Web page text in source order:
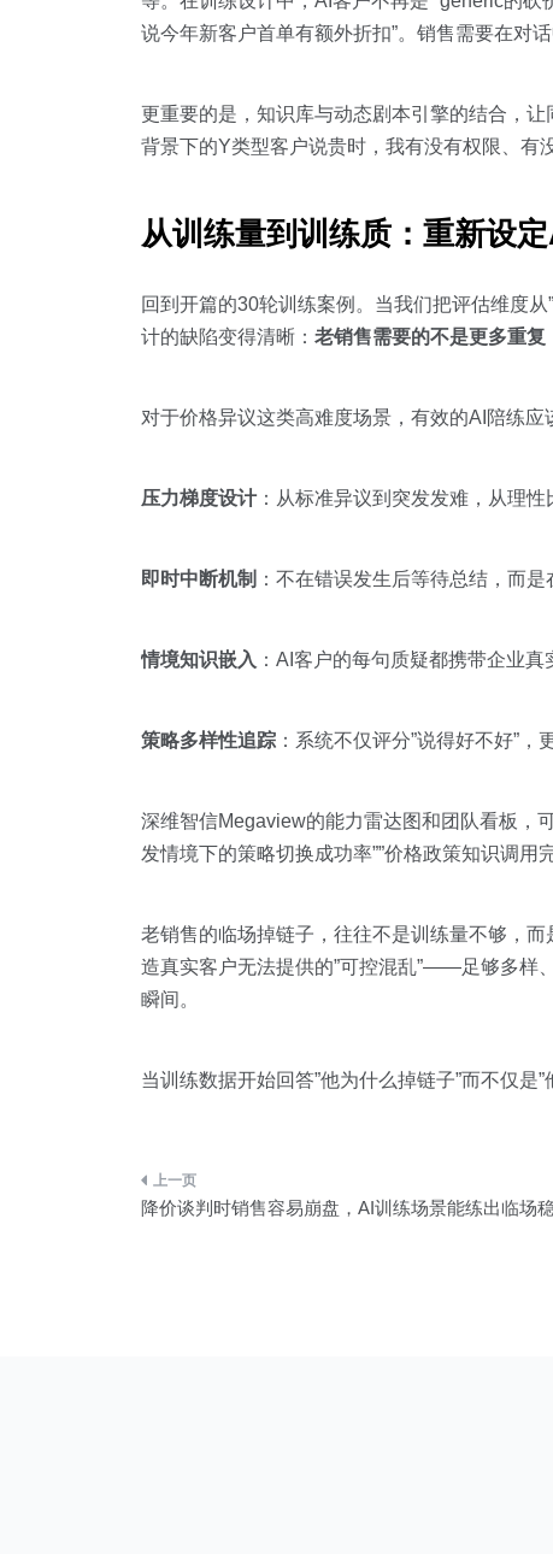
说今年新客户首单有额外折扣”。销售需要在对
更重要的是，知识库与动态剧本引擎的结合，
背景下的Y类型客户说贵时，我有没有权限、有
从训练量到训练质：重新设
回到开篇的30轮训练案例。当我们把评估维度从
计的缺陷变得清晰： 老销售需要的不是更多重
对于价格异议这类高难度场景，有效的AI陪练
压力梯度设计：从标准异议到突发发难，从理性
即时中断机制 ：不在错误发生后等待总结，而
情境知识嵌入 ：AI客户的每句质疑都携带企业
策略多样性追踪 ：系统不仅评分”说得好不好”，
深维智信Megaview的能力雷达图和团队看板，
发情境下的策略切换成功率””价格政策知识调用
老销售的临场掉链子，往往不是训练量不够，
造真实客户无法提供的”可控混乱”——足够多样
瞬间。
当训练数据开始回答”他为什么掉链子”而不仅是
文
降价谈判时销售容易崩盘，AI训练场景能练出临场